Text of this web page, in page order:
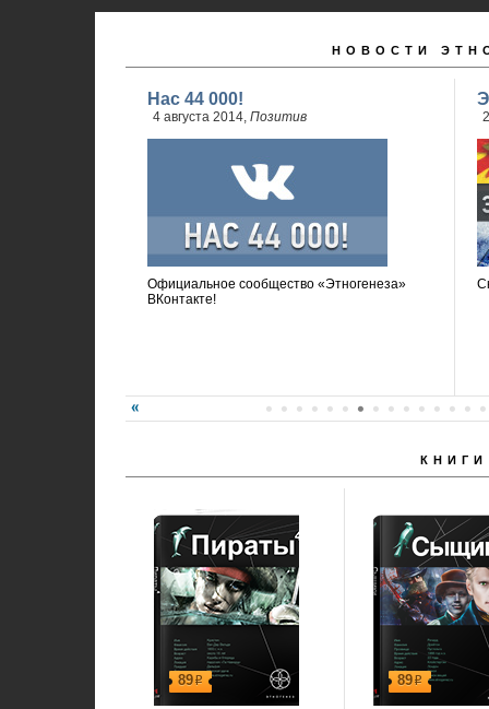
НОВОСТИ
Нас 44 000!
4 августа 2014, Позитив
Официальное сообщество «Этногенеза»
ВКонтакте!
КНИГИ
89р 89р